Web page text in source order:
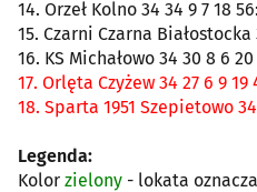
14. Orzeł Kolno 34 34 9 7 18
15. Czarni Czarna Białostocka
16. KS Michałowo 34 30 8 6
17. Orlęta Czyżew 34 27 6 9 19
18. Sparta 1951 Szepietowo 34
Legenda:
Kolor zielony - lokata